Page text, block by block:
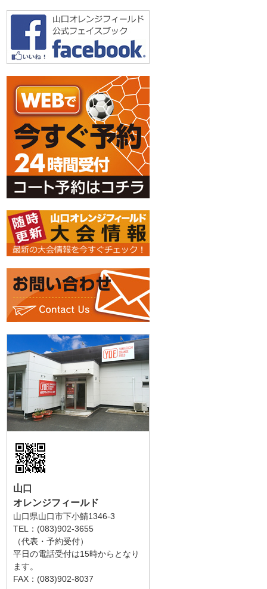
山口
オレンジフィールド
山口県山口市下小鯖1346-3
TEL：(083)902-3655
（代表・予約受付）
平日の電話受付は15時からとなり
ます。
FAX：(083)902-8037